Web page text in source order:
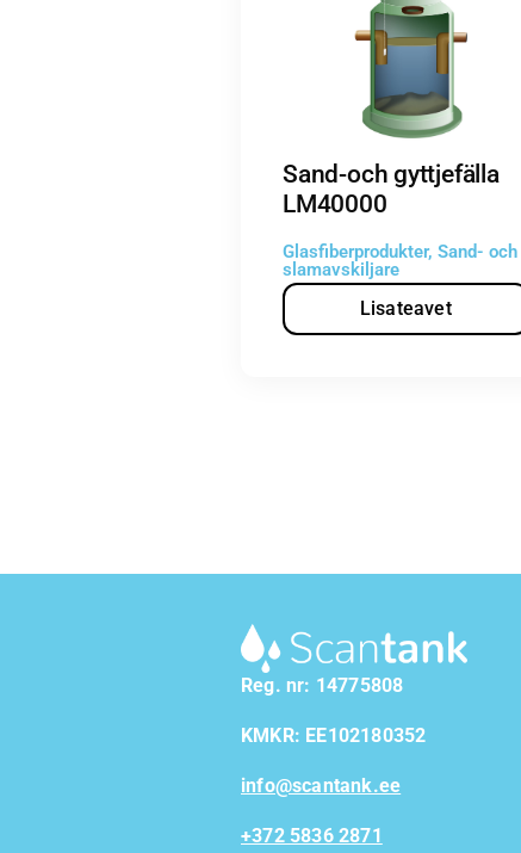
Sand-och gyttjefälla
LM40000
Glasfiberprodukter, Sand- och
slamavskiljare
Lisateavet
Reg. nr: 14775808
KMKR: EE102180352
info@scantank.ee
+372 5836 2871